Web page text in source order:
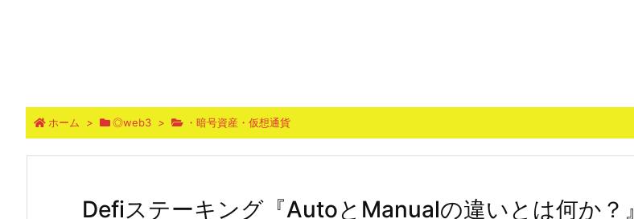
ホーム > ◎web3 > ・暗号資産・仮想通貨
Defiステーキング『AutoとManualの違いとは何か？』